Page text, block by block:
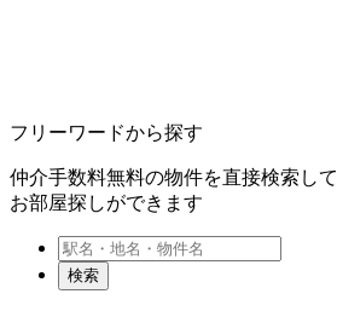
フリーワードから探す
仲介手数料無料の物件を直接検索して
お部屋探しができます
検索